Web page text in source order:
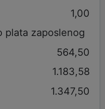
1,00
plata zaposlenog
564,50
1.183,58
1.347,50